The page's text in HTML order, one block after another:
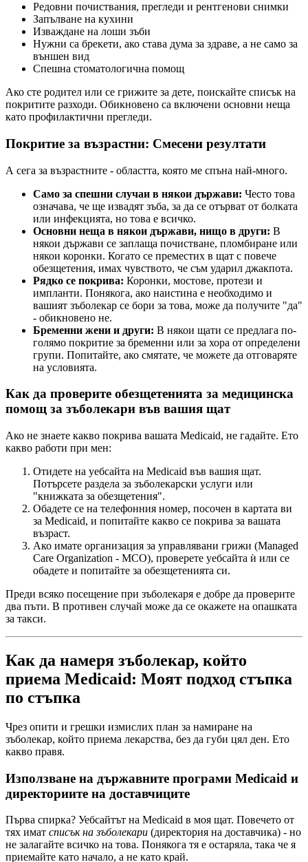
Редовни почиствания, прегледи и рентгенови снимки
Запълване на кухини
Изваждане на лоши зъби
Нужни са брекети, ако става дума за здраве, а не само за
външен вид
Спешна стоматологична помощ
Ако сте родител или се грижите за дете, поискайте списък на
покритите разходи. Обикновено са включени основни неща
като профилактични прегледи.
Покритие за възрастни: Смесени резултати
А сега за възрастните - областта, която ме спъна най-много.
Само за спешни случаи в някои държави: Често това
означава, че ще извадят зъба, за да се отърват от болката
или инфекцията, но това е всичко.
Основни неща в някои държави, нищо в други: В
някои държави се заплаща почистване, пломбиране или
някои коронки. Когато се преместих в щат с повече
обезщетения, имах чувството, че съм ударил джакпота.
Рядко се покрива: Коронки, мостове, протези и
импланти. Понякога, ако наистина е необходимо и
вашият зъболекар се бори за това, може да получите "да"
- обикновено не.
Бременни жени и други: В някои щати се предлага по-
голямо покритие за бременни или за хора от определени
групи. Попитайте, ако смятате, че можете да отговаряте
на условията.
Как да проверите обезщетенията за медицинска
помощ за зъболекари във вашия щат
Ако не знаете какво покрива вашата Medicaid, не гадайте. Ето
какво работи при мен:
Отидете на уебсайта на Medicaid във вашия щат.
Потърсете раздела за зъболекарски услуги или
"книжката за обезщетения".
Обадете се на телефонния номер, посочен в картата ви
за Medicaid, и попитайте какво се покрива за вашата
възраст.
Ако имате организация за управлявани грижи (Managed
Care Organization - MCO), проверете уебсайта ѝ или се
обадете и попитайте за обезщетенията си.
Преди всяко посещение при зъболекаря е добре да проверите
два пъти. В противен случай може да се окажете на опашката
за такси.
Как да намеря зъболекар, който
приема Medicaid: Моят подход стъпка
по стъпка
Чрез опити и грешки измислих план за намиране на
зъболекар, който приема лекарства, без да губи цял ден. Ето
какво правя.
Използване на държавните програми Medicaid и
директориите на доставчиците
Първа спирка? Уебсайтът на Medicaid в моя щат. Повечето от
тях имат списък на зъболекари (директория на доставчика) - но
не залагайте всичко на това. Понякога тя е остаряла, така че я
приемайте като начало, а не като край.